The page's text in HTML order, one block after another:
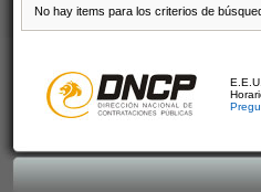
No hay items para los criterios de